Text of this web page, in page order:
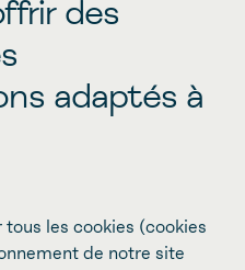
des
adaptés à
les cookies (cookies
de notre site
je
et des soins de fin
proches d’une